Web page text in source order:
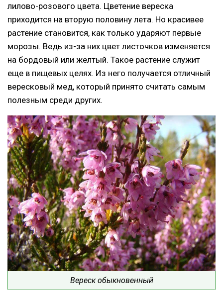
лилово-розового цвета. Цветение вереска
приходится на вторую половину лета. Но красивее
растение становится, как только ударяют первые
морозы. Ведь из-за них цвет листочков изменяется
на бордовый или желтый. Такое растение служит
еще в пищевых целях. Из него получается отличный
вересковый мед, который принято считать самым
полезным среди других.
Вереск обыкновенный